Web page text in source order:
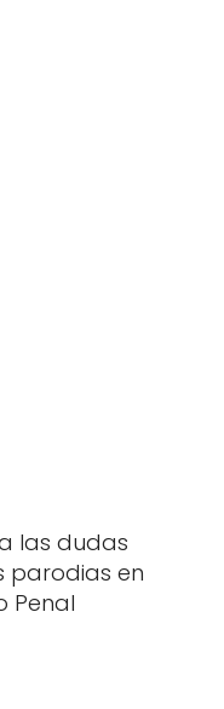
las dudas
parodias en
Penal